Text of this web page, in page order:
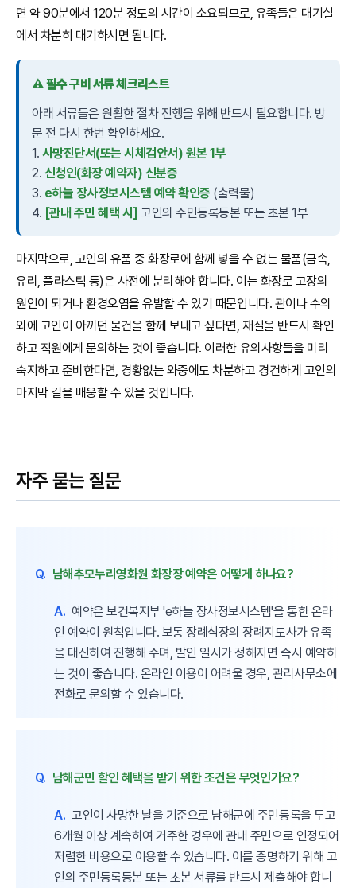
면 약 90분에서 120분 정도의 시간이 소요되므로, 유족들은 대기실
에서 차분히 대기하시면 됩니다.
⚠️ 필수 구비 서류 체크리스트
아래 서류들은 원활한 절차 진행을 위해 반드시 필요합니다. 방
문 전 다시 한번 확인하세요.
1. 사망진단서(또는 시체검안서) 원본 1부
2. 신청인(화장 예약자) 신분증
3. e하늘 장사정보시스템 예약 확인증 (출력물)
4. [관내 주민 혜택 시] 고인의 주민등록등본 또는 초본 1부
마지막으로, 고인의 유품 중 화장로에 함께 넣을 수 없는 물품(금속,
유리, 플라스틱 등)은 사전에 분리해야 합니다. 이는 화장로 고장의
원인이 되거나 환경오염을 유발할 수 있기 때문입니다. 관이나 수의
외에 고인이 아끼던 물건을 함께 보내고 싶다면, 재질을 반드시 확인
하고 직원에게 문의하는 것이 좋습니다. 이러한 유의사항들을 미리
숙지하고 준비한다면, 경황없는 와중에도 차분하고 경건하게 고인의
마지막 길을 배웅할 수 있을 것입니다.
자주 묻는 질문
Q. 남해추모누리영화원 화장장 예약은 어떻게 하나요?
A. 예약은 보건복지부 'e하늘 장사정보시스템'을 통한 온라
인 예약이 원칙입니다. 보통 장례식장의 장례지도사가 유족
을 대신하여 진행해 주며, 발인 일시가 정해지면 즉시 예약하
는 것이 좋습니다. 온라인 이용이 어려울 경우, 관리사무소에
전화로 문의할 수 있습니다.
Q. 남해군민 할인 혜택을 받기 위한 조건은 무엇인가요?
A. 고인이 사망한 날을 기준으로 남해군에 주민등록을 두고
6개월 이상 계속하여 거주한 경우에 관내 주민으로 인정되어
저렴한 비용으로 이용할 수 있습니다. 이를 증명하기 위해 고
인의 주민등록등본 또는 초본 서류를 반드시 제출해야 합니